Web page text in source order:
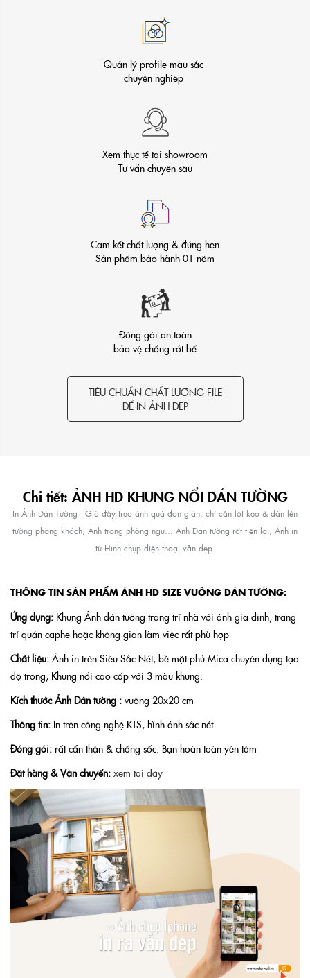
Quản lý profile màu sắc
chuyên nghiệp
Xem thực tế tại showroom
Tư vấn chuyên sâu
Cam kết chất lượng & đúng hẹn
Sản phẩm bảo hành 01 năm
Đóng gói an toàn
bảo vệ chống rớt bể
TIÊU CHUẨN CHẤT LƯỢNG FILE
ĐỂ IN ẢNH ĐẸP
Chi tiết: ẢNH HD KHUNG NỔI DÁN TƯỜNG
In Ảnh Dán Tường - Giờ đây treo ảnh quá đơn giản, chỉ cần lột keo & dán lên
tường phòng khách, Ảnh trong phòng ngủ... Ảnh Dán tường rất tiện lợi, Ảnh in
từ Hình chụp điện thoại vẫn đẹp.
THÔNG TIN SẢN PHẨM ẢNH HD SIZE VUÔNG DÁN TƯỜNG:
Ứng dụng: Khung Ảnh dán tường trang trí nhà với ảnh gia đình, trang
trí quán caphe hoặc không gian làm việc rất phù hợp
Chất liệu: Ảnh in trên Siêu Sắc Nét, bề mặt phủ Mica chuyên dụng tạo
độ trong, Khung nổi cao cấp với 3 màu khung.
Kích thước Ảnh Dán tường : vuông 20x20 cm
Thông tin: In trên công nghệ KTS, hình ảnh sắc nét.
Đóng gói: rất cẩn thận & chống sốc. Bạn hoàn toàn yên tâm
Đặt hàng & Vận chuyển: xem tại đây